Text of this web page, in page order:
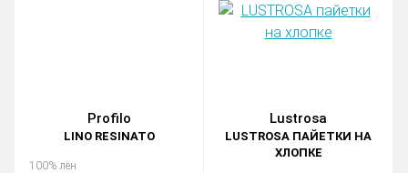
Profilo
LINO RESINATO
100% лён
Lustrosa
LUSTROSA ПАЙЕТКИ НА
ХЛОПКЕ